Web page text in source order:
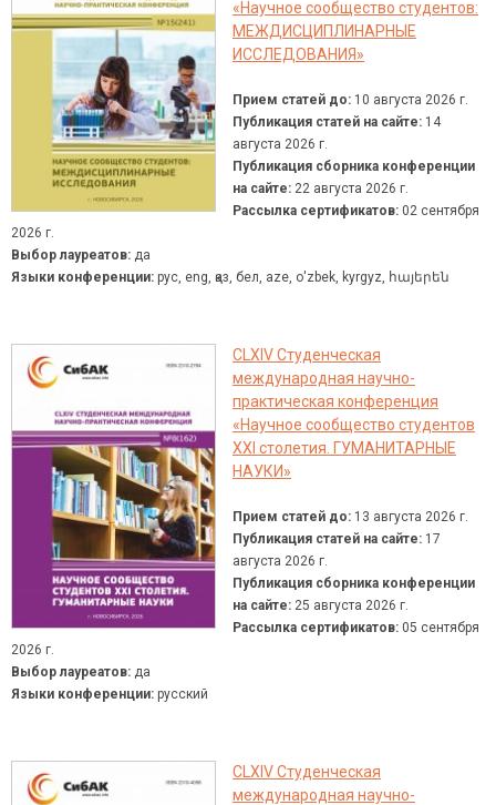
«Научное сообщество студентов:
МЕЖДИСЦИПЛИНАРНЫЕ
ИССЛЕДОВАНИЯ»
Прием статей до: 10 августа 2026 г.
Публикация статей на сайте: 14
августа 2026 г.
Публикация сборника конференции
на сайте: 22 августа 2026 г.
Рассылка сертификатов: 02 сентября
2026 г.
Выбор лауреатов: да
Языки конференции: рус, eng, қаз, бел, aze, о'zbek, kyrgyz, հայերեն
CLXIV Студенческая
международная научно-
практическая конференция
«Научное сообщество студентов
XXI столетия. ГУМАНИТАРНЫЕ
НАУКИ»
Прием статей до: 13 августа 2026 г.
Публикация статей на сайте: 17
августа 2026 г.
Публикация сборника конференции
на сайте: 25 августа 2026 г.
Рассылка сертификатов: 05 сентября
2026 г.
Выбор лауреатов: да
Языки конференции: русский
CLXIV Студенческая
международная научно-